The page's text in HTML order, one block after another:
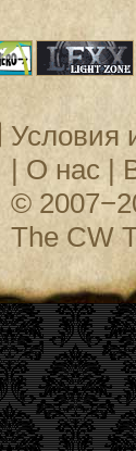
Условия
| О нас|
©
The CW